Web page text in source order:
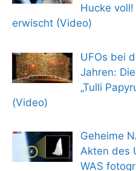
Hucke
erwischt (Video)
UFOs bei
Jahren:
„Tulli
(Video)
Geheime
Akten des
WAS